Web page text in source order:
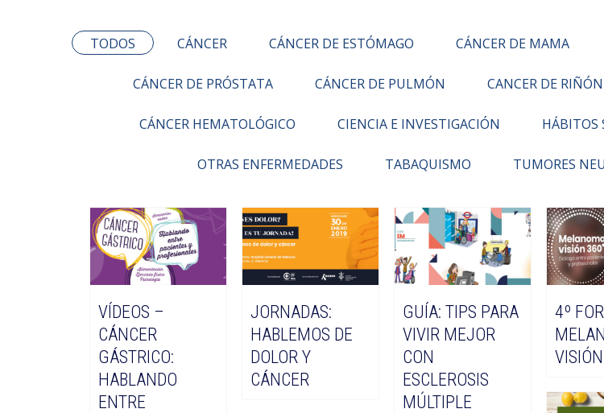
TODOS CÁNCER CÁNCER DE ESTÓMAGO CÁNCER DE MAMA
CÁNCER DE PRÓSTATA CÁNCER DE PULMÓN CANCER DE RIÑÓN
CÁNCER HEMATOLÓGICO CIENCIA E INVESTIGACIÓN HÁBITOS
OTRAS ENFERMEDADES TABAQUISMO TUMORES
VÍDEOS –
CÁNCER
GÁSTRICO:
HABLANDO
ENTRE
JORNADAS:
HABLEMOS DE
DOLOR Y
CÁNCER
GUÍA: TIPS PARA
VIVIR MEJOR
CON
ESCLEROSIS
MÚLTIPLE
4º